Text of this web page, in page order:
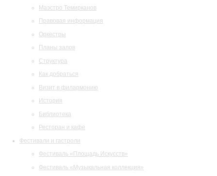
Маэстро Темирканов
Правовая информация
Оркестры
Планы залов
Структура
Как добраться
Визит в филармонию
История
Библиотека
Ресторан и кафе
Фестивали и гастроли
Фестиваль «Площадь Искусств»
Фестиваль «Музыкальная коллекция»